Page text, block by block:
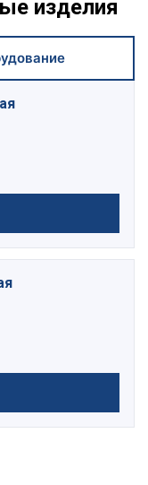
изделия